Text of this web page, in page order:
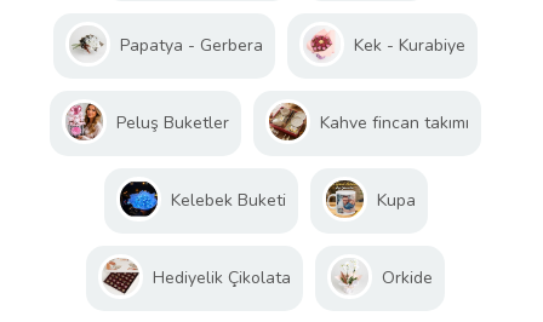
Papatya - Gerbera Kek - Kurabiye
Peluş Buketler Kahve fincan takımı
Kelebek Buketi Kupa
Hediyelik Çikolata Orkide